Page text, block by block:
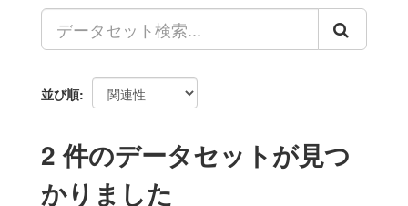
並び順
2 件のデータセットが見つ
かりました